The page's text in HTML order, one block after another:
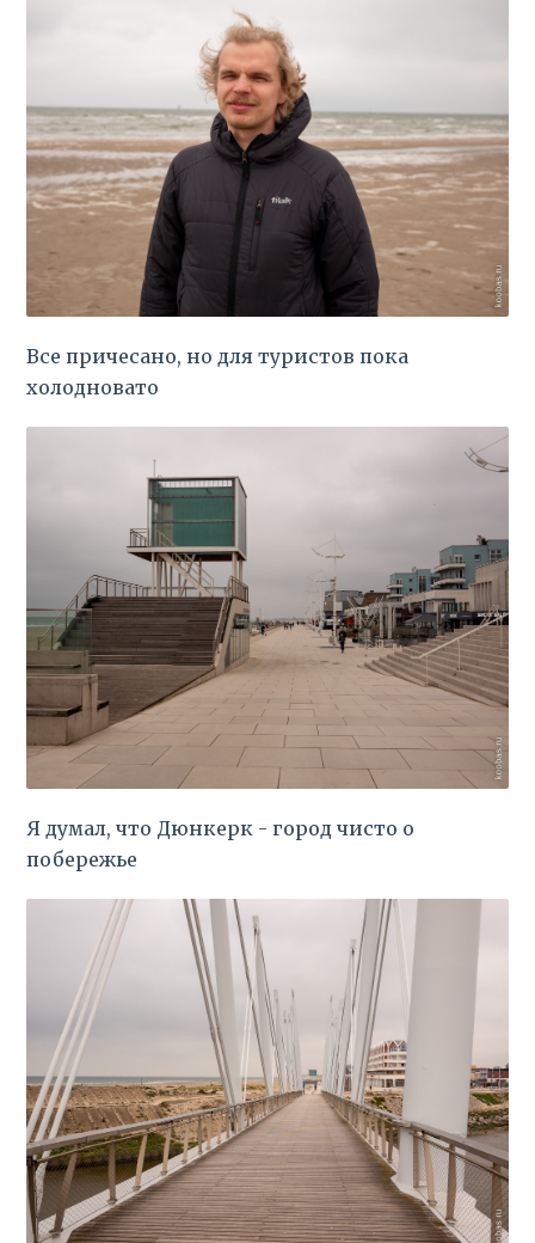
Все причесано, но для туристов пока
холодновато
Я думал, что Дюнкерк - город чисто о
побережье